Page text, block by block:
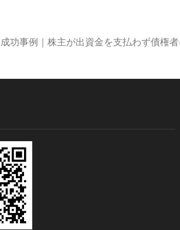
成功事例｜株主が出資金を支払わず債権